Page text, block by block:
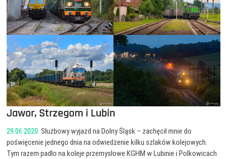
Jawor, Strzegom i Lubin
29.06.2020.Służbowy wyjazd na Dolny Śląsk – zachęcił mnie do
poświęcenie jednego dnia na odwiedzenie kilku szlaków kolejowych.
Tym razem padło na koleje przemysłowe KGHM w Lubinie i Polkowicach